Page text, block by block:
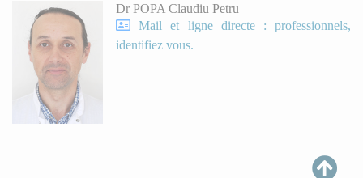
Dr POPA Claudiu Petru
Mail et ligne directe : professionnels,
identifiez vous.